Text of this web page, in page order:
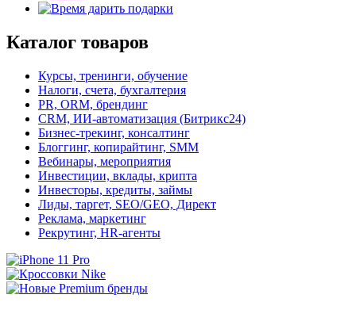
Каталог товаров
Курсы, тренинги, обучение
Налоги, счета, бухгалтерия
PR, ORM, брендинг
CRM, ИИ-автоматизация (Битрикс24)
Бизнес-трекинг, консалтинг
Блоггинг, копирайтинг, SMM
Вебинары, мероприятия
Инвестиции, вклады, крипта
Инвесторы, кредиты, займы
Лиды, таргет, SEO/GEO, Директ
Реклама, маркетинг
Рекрутинг, HR-агенты